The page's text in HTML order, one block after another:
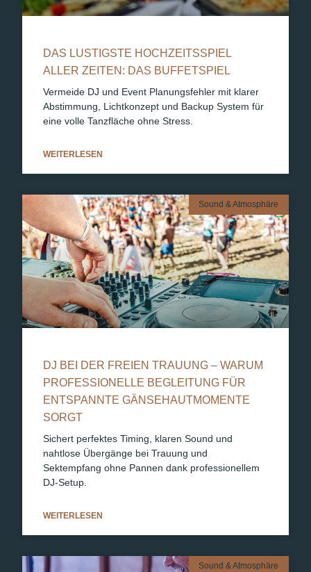
DAS LUSTIGSTE HOCHZEITSSPIEL
ALLER ZEITEN: DAS BUFFETSPIEL
Vermeide DJ und Event Planungsfehler mit klarer
Abstimmung, Lichtkonzept und Backup System für
eine volle Tanzfläche ohne Stress.
WEITERLESEN
Sound & Atmosphäre
DJ BEI DER FREIEN TRAUUNG – WARUM
PROFESSIONELLE BEGLEITUNG FÜR
ENTSPANNTE GÄNSEHAUTMOMENTE
SORGT
Sichert perfektes Timing, klaren Sound und
nahtlose Übergänge bei Trauung und
Sektempfang ohne Pannen dank professionellem
DJ-Setup.
WEITERLESEN
Sound & Atmosphäre